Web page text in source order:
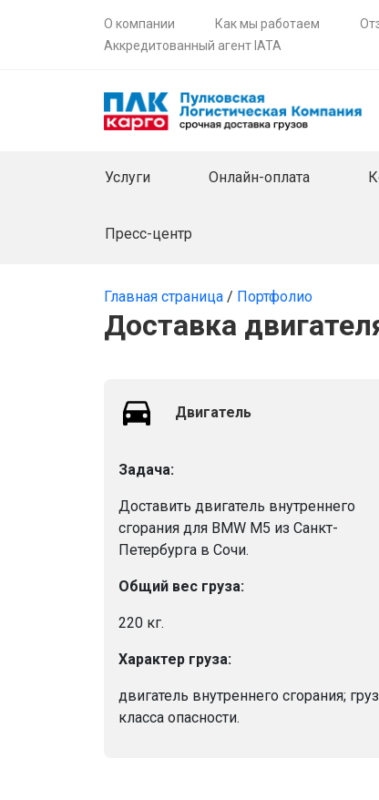
О компании Как мы работаем
Аккредитованный агент IATA
Услуги Онлайн-оплата
Пресс-центр
Главная страница / Портфолио
Доставка
Двигатель
Задача:
Доставить двигатель внутреннего
сгорания для BMW M5 из Санкт-
Петербурга в Сочи.
Общий вес груза:
220 кг.
Характер груза:
двигатель внутреннего сгорания;
класса опасности.